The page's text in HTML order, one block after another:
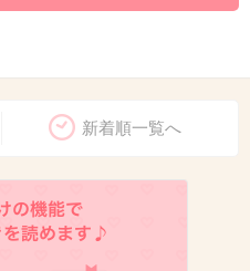
だよねー。
。
新着順一覧へ